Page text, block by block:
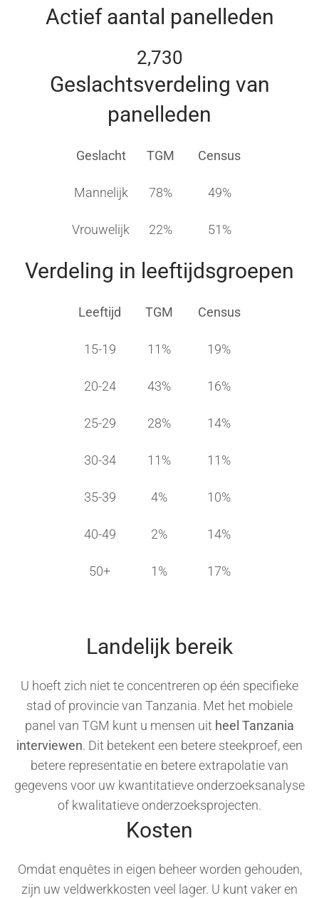
Actief aantal panelleden
2,730
Geslachtsverdeling van
panelleden
Geslacht TGM Census
Mannelijk 78% 49%
Vrouwelijk 22% 51%
Verdeling in leeftijdsgroepen
Leeftijd TGM Census
15-19 11% 19%
20-24 43% 16%
25-29 28% 14%
30-34 11% 11%
35-39 4% 10%
40-49 2% 14%
50+ 1% 17%
Landelijk bereik
U hoeft zich niet te concentreren op één specifieke
stad of provincie van Tanzania. Met het mobiele
panel van TGM kunt u mensen uit heel Tanzania
interviewen. Dit betekent een betere steekproef, een
betere representatie en betere extrapolatie van
gegevens voor uw kwantitatieve onderzoeksanalyse
of kwalitatieve onderzoeksprojecten.
Kosten
Omdat enquêtes in eigen beheer worden gehouden,
zijn uw veldwerkkosten veel lager. U kunt vaker en